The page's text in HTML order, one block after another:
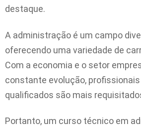
destaque.
A administração é um campo
oferecendo uma variedade de
Com a economia e o setor
constante evolução,
qualificados são mais
Portanto, um curso técnico em